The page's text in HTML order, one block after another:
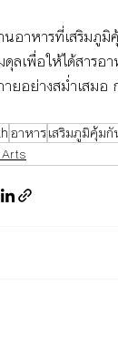
นอาหารที่เสริมภู
ดุลเพื่อให้ได้สาร
ายอย่างสม่ำเสมอ
อาหารเสริมภูมิคุ้มกั